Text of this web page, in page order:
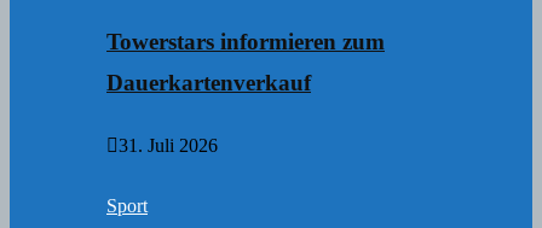
Towerstars informieren zum
Dauerkartenverkauf
31. Juli 2026
Sport